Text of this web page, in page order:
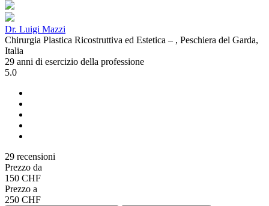
Dr. Luigi Mazzi
Chirurgia Plastica Ricostruttiva ed Estetica – , Peschiera del Garda,
Italia
29 anni di esercizio della professione
5.0
29 recensioni
Prezzo da
150 CHF
Prezzo a
250 CHF